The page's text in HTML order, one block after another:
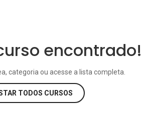
encontrado!
categoria ou acesse a lista completa.
TODOS CURSOS